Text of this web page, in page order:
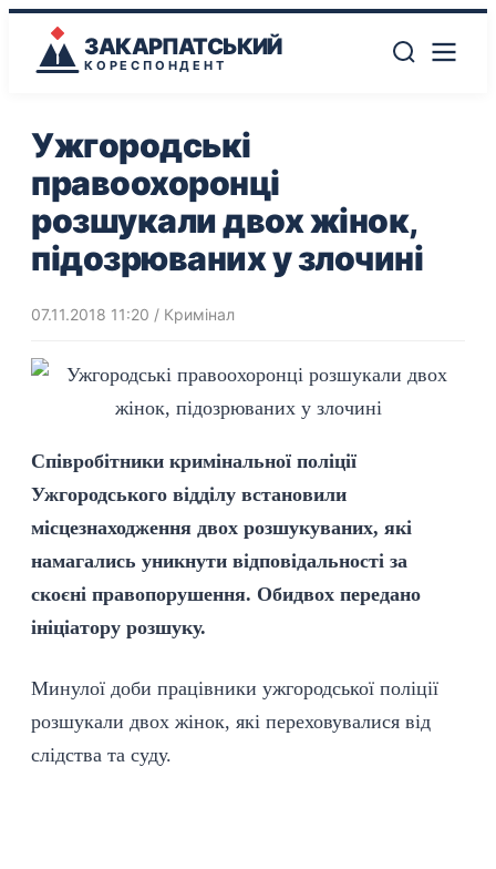
ЗАКАРПАТСЬКИЙ
КОРЕСПОНДЕНТ
Ужгородські
правоохоронці
розшукали двох жінок,
підозрюваних у злочині
07.11.2018 11:20 / Кримінал
Співробітники кримінальної поліції
Ужгородського відділу встановили
місцезнаходження двох розшукуваних, які
намагались уникнути відповідальності за
скоєні правопорушення. Обидвох передано
ініціатору розшуку.
Минулої доби працівники ужгородської поліції
розшукали двох жінок, які переховувалися від
слідства та суду.